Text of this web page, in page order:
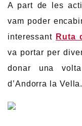
A part de les
vam poder
interessant Ruta
va portar per
donar una
d’Andorra la Vella.